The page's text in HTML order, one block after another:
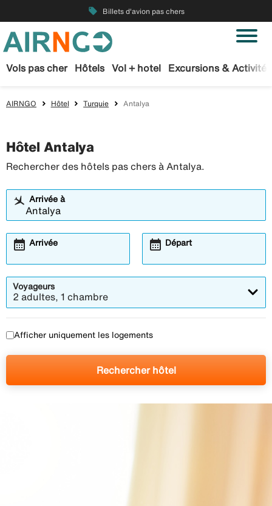
local_offer Billets d'avion pas chers
Vols pas cher Hôtels Vol + hotel Excursions & Activités
AIRNGO Hôtel Turquie Antalya
Hôtel Antalya
Rechercher des hôtels pas chers à Antalya.
Arrivée à
Arrivée
calendar_month Départ
calendar_month
Voyageurs
2 adultes, 1 chambre
Afficher uniquement les logements
Rechercher hôtel